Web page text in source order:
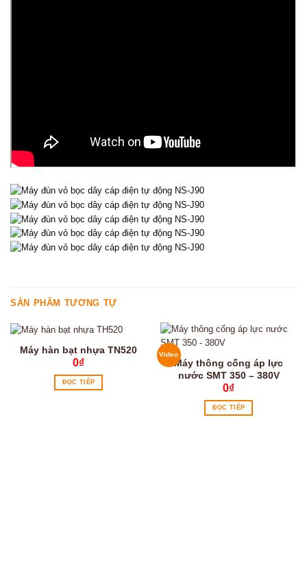
SẢN PHẨM TƯƠNG TỰ
Máy hàn bạt nhựa TN520
0₫
ĐỌC TIẾP
Video
Máy thông cống áp lực
nước SMT 350 – 380V
0₫
ĐỌC TIẾP